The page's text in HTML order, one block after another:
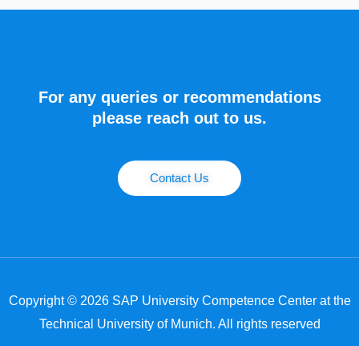
For any queries or recommendations
please reach out to us.
Contact Us
Copyright © 2026 SAP University Competence Center at the
Technical University of Munich. All rights reserved